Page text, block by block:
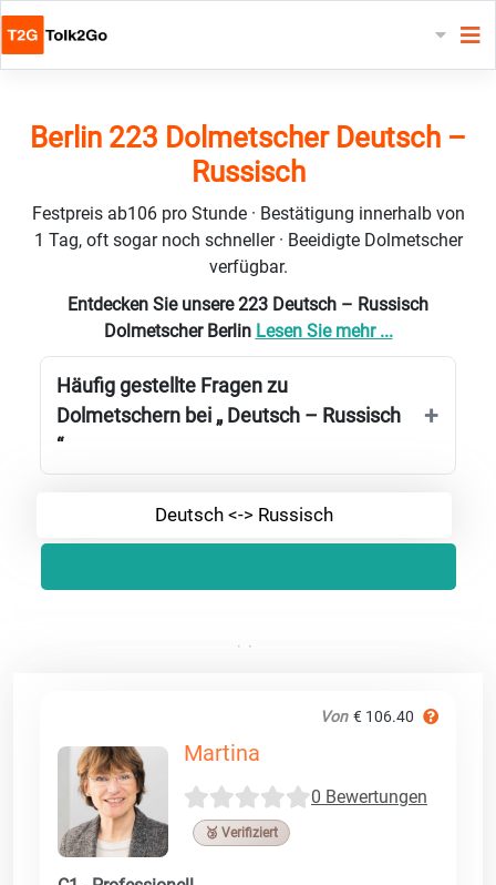
Berlin 223 Dolmetscher Deutsch –
Russisch
Festpreis ab106 pro Stunde · Bestätigung innerhalb von
1 Tag, oft sogar noch schneller · Beeidigte Dolmetscher
verfügbar.
Entdecken Sie unsere 223 Deutsch – Russisch
Dolmetscher Berlin Lesen Sie mehr ...
Häufig gestellte Fragen zu
Dolmetschern bei „ Deutsch – Russisch
“
Deutsch <-> Russisch
Von € 106.40
Martina
0 Bewertungen
🥉 Verifiziert